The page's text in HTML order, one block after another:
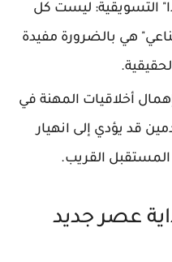
التسويقية: ليست كل
هي بالضرورة مفيدة
أخلاقيات المهنة في
قد يؤدي إلى انهيار
القريب.
عصر جديد